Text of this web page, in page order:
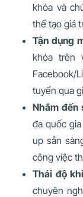
khóa và
thể tạo giá
Tận dụng
khóa trên
Facebook/
tuyển qua
Nhắm đến
đa quốc
up sẵn
công việc
Thái độ
chuyên